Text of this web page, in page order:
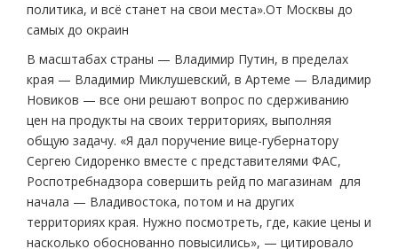
политика, и всё станет на свои места».От Москвы до
самых до окраин
В масштабах страны — Владимир Путин, в пределах
края — Владимир Миклушевский, в Артеме — Владимир
Новиков — все они решают вопрос по сдерживанию
цен на продукты на своих территориях, выполняя
общую задачу. «Я дал поручение вице-губернатору
Сергею Сидоренко вместе с представителями ФАС,
Роспотребнадзора совершить рейд по магазинам для
начала — Владивостока, потом и на других
территориях края. Нужно посмотреть, где, какие цены и
насколько обоснованно повысились», — цитировало